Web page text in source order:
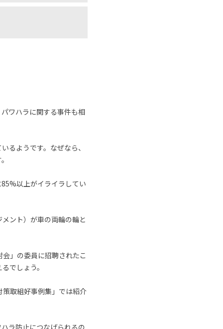
ワハラに関する事件も相
るようです。なぜなら、
以上がイライラしてい
ント）が車の両輪の輪と
」の委員に招聘されたこ
でしょう。
取組好事例集」では紹介
ラ防止につなげられるの